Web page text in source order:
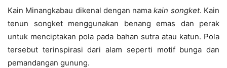
Kain Minangkabau dikenal dengan namakain songket. Kain
tenun songket menggunakan benang emas dan perak
untuk menciptakan pola pada bahan sutra atau katun. Pola
tersebut terinspirasi dari alam seperti motif bunga dan
pemandangan gunung.